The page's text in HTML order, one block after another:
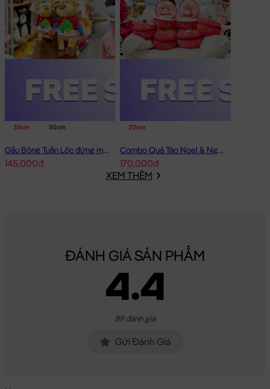
35cm 50cm
Gấu Bông Tuần Lộc đứng mặc áo Thêu Cây Thông
145,000đ
20cm
Combo Quả Táo Noel & Người Tuyết
170,000đ
XEM THÊM
ĐÁNH GIÁ SẢN PHẨM
4.4
89 đánh giá
Gửi Đánh Giá